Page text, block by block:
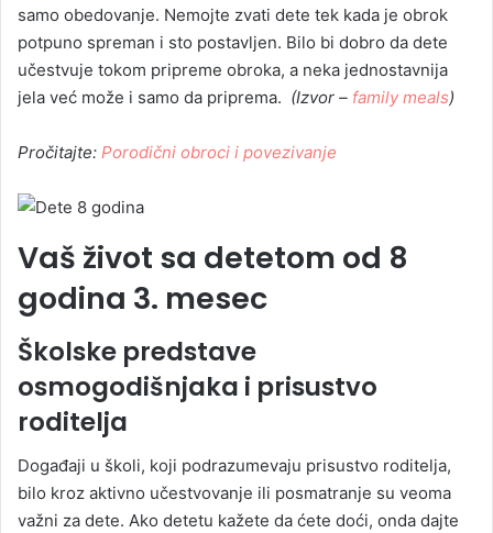
samo obedovanje. Nemojte zvati dete tek kada je obrok
potpuno spreman i sto postavljen. Bilo bi dobro da dete
učestvuje tokom pripreme obroka, a neka jednostavnija
jela već može i samo da priprema. (Izvor – family meals)
Pročitajte: Porodični obroci i povezivanje
Vaš život sa detetom od 8
godina 3. mesec
Školske predstave
osmogodišnjaka i prisustvo
roditelja
Događaji u školi, koji podrazumevaju prisustvo roditelja,
bilo kroz aktivno učestvovanje ili posmatranje su veoma
važni za dete. Ako detetu kažete da ćete doći, onda dajte